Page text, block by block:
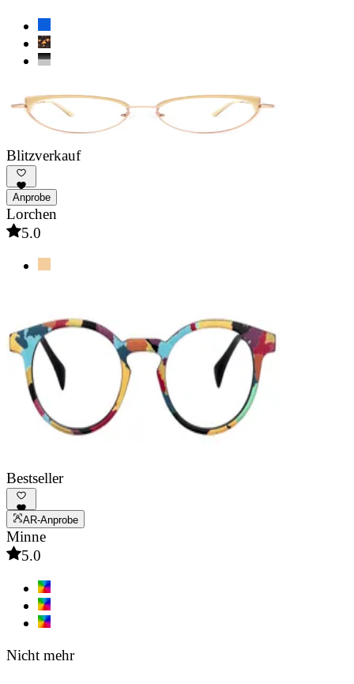
Blitzverkauf
Anprobe
Lorchen
5.0
Bestseller
AR-Anprobe
Minne
5.0
Nicht mehr